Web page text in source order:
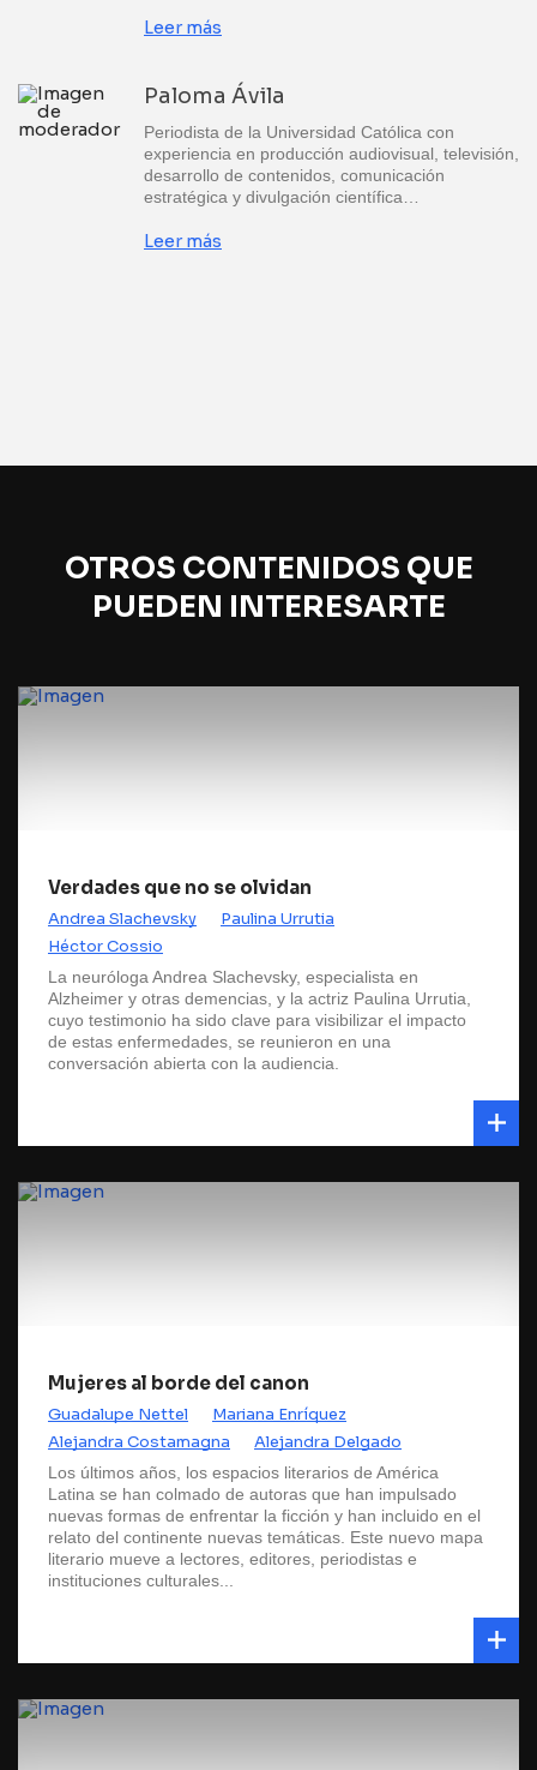
Leer más
Paloma Ávila
Periodista de la Universidad Católica con
experiencia en producción audiovisual, televisión,
desarrollo de contenidos, comunicación
estratégica y divulgación científica…
Leer más
OTROS CONTENIDOS QUE
PUEDEN INTERESARTE
Verdades que no se olvidan
Andrea Slachevsky
Paulina Urrutia
Héctor Cossio
La neuróloga Andrea Slachevsky, especialista en
Alzheimer y otras demencias, y la actriz Paulina Urrutia,
cuyo testimonio ha sido clave para visibilizar el impacto
de estas enfermedades, se reunieron en una
conversación abierta con la audiencia.
Mujeres al borde del canon
Guadalupe Nettel
Mariana Enríquez
Alejandra Costamagna
Alejandra Delgado
Los últimos años, los espacios literarios de América
Latina se han colmado de autoras que han impulsado
nuevas formas de enfrentar la ficción y han incluido en el
relato del continente nuevas temáticas. Este nuevo mapa
literario mueve a lectores, editores, periodistas e
instituciones culturales...